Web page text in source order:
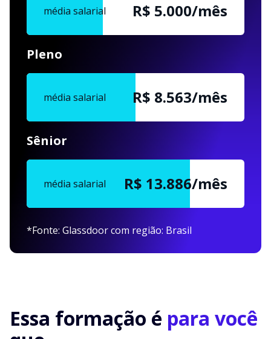
média salarial R$ 5.000/mês
Pleno
média salarial R$ 8.563/mês
Sênior
média salarial R$ 13.886/mês
*Fonte: Glassdoor com região: Brasil
Essa formação é para você